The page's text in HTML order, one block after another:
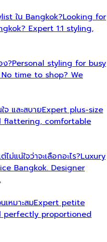
ใน Bangkok?Looking for
Expert 1:1 styling,
ง?Personal styling for busy
time to shop? We
จ และสบายExpert plus-size
flattering, comfortable
ม่แน่ใจว่าจะเลือกอะไร?Luxury
Bangkok. Designer
เหมาะสมExpert petite
perfectly proportioned